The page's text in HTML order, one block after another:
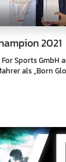
2021
Sports GmbH
als „Born